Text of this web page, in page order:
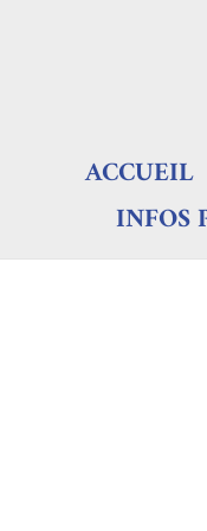
ACCUEIL
INFOS